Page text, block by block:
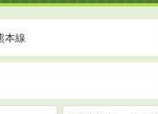
本線